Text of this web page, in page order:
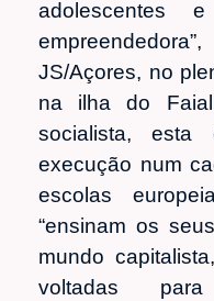
adolescentes
JS/Açores, no
na ilha do
socialista,
execução num
escolas
“ensinam os
mundo
voltadas